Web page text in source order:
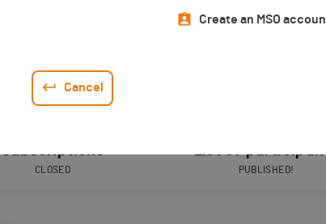
Create an MSO
Cancel
Subscriptions
CLOSED
List of
PUBLISHED!